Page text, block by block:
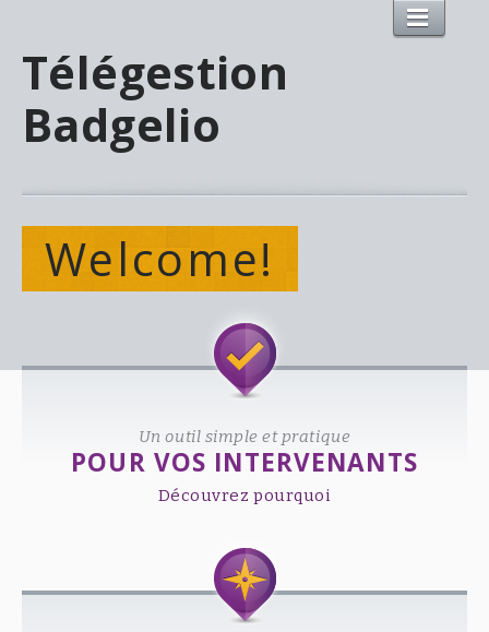
Télégestion
Badgelio
Welcome!
Un outil simple et pratique
POUR VOS INTERVENANTS
Découvrez pourquoi